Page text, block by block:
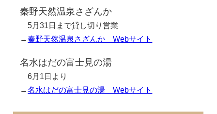
秦野天然温泉さざんか
5月31日まで貸し切り営業
→秦野天然温泉さざんか Webサイト
名水はだの富士見の湯
6月1日より
→名水はだの富士見の湯 Webサイト